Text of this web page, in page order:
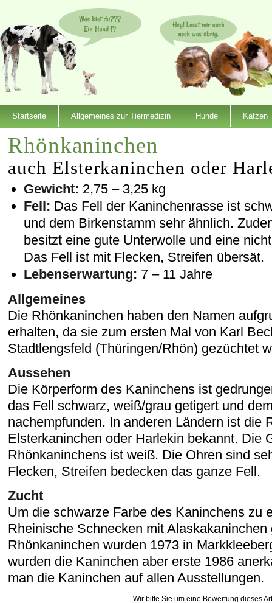
Startseite Allgemeines zur Tiermedizin Hunde Katzen
Rhönkaninchen
auch Elsterkaninchen oder
Gewicht: 2,75 – 3,25 kg
Fell: Das Fell der Kaninchenrasse ist
und dem Birkenstamm sehr ähnlich.
besitzt eine gute Unterwolle und eine
Das Fell ist mit Flecken, Streifen übersät.
Lebenserwartung: 7 – 11 Jahre
Allgemeines
Die Rhönkaninchen haben den Namen
erhalten, da sie zum ersten Mal von Karl
Stadtlengsfeld (Thüringen/Rhön) gezüchtet
Aussehen
Die Körperform des Kaninchens ist
das Fell schwarz, weiß/grau getigert und
nachempfunden. In anderen Ländern ist die
Elsterkaninchen oder Harlekin bekannt. Die
Rhönkaninchens ist weiß. Die Ohren sind
Flecken, Streifen bedecken das ganze Fell.
Zucht
Um die schwarze Farbe des Kaninchens zu
Rheinische Schnecken mit
Rhönkaninchen wurden 1973 in
wurden die Kaninchen aber erste 1986
man die Kaninchen auf allen Ausstellungen.
Wir bitte Sie um eine Bewertung dieses